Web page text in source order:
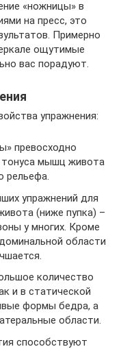
«ножницы» в
на пресс, это
Примерно
ощутимые
вас порадуют.
упражнения:
превосходно
мышц живота
рельефа.
упражнений для
(ниже пупка) –
у многих. Кроме
области
количество
и в статической
формы бедра, а
области.
способствуют